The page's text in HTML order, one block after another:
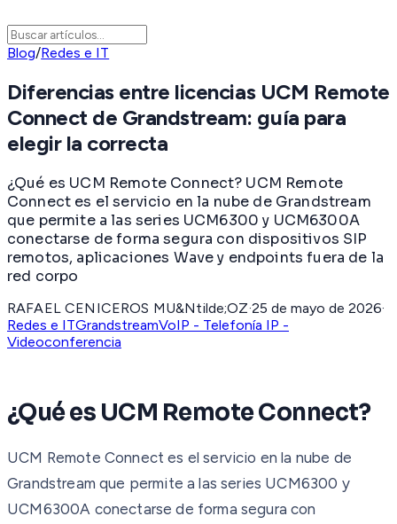
Blog/Redes e IT
Diferencias entre licencias UCM Remote
Connect de Grandstream: guía para
elegir la correcta
¿Qué es UCM Remote Connect? UCM Remote
Connect es el servicio en la nube de Grandstream
que permite a las series UCM6300 y UCM6300A
conectarse de forma segura con dispositivos SIP
remotos, aplicaciones Wave y endpoints fuera de la
red corpo
RAFAEL CENICEROS MU&Ntilde;OZ·25 de mayo de 2026·
Redes e ITGrandstreamVoIP - Telefonía IP -
Videoconferencia
¿Qué es UCM Remote Connect?
UCM Remote Connect es el servicio en la nube de
Grandstream que permite a las series UCM6300 y
UCM6300A conectarse de forma segura con